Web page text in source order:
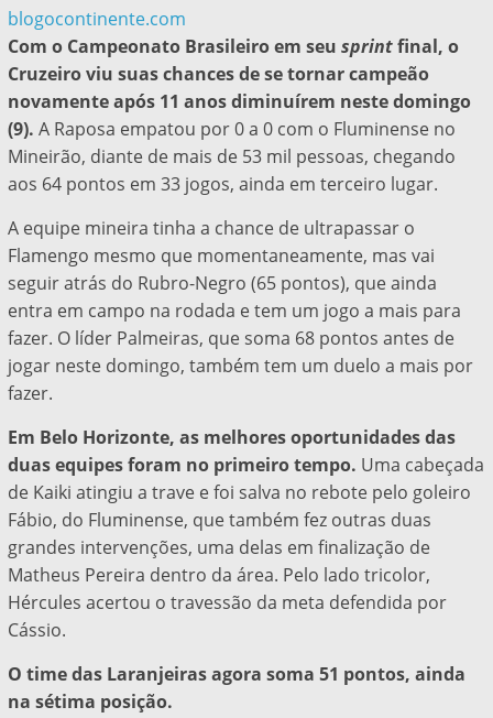
blogocontinente.com
Com o Campeonato Brasileiro em seu sprintfinal, o
Cruzeiro viu suas chances de se tornar campeão
novamente após 11 anos diminuírem neste domingo
(9). A Raposa empatou por 0 a 0 com o Fluminense no
Mineirão, diante de mais de 53 mil pessoas, chegando
aos 64 pontos em 33 jogos, ainda em terceiro lugar.
A equipe mineira tinha a chance de ultrapassar o
Flamengo mesmo que momentaneamente, mas vai
seguir atrás do Rubro-Negro (65 pontos), que ainda
entra em campo na rodada e tem um jogo a mais para
fazer. O líder Palmeiras, que soma 68 pontos antes de
jogar neste domingo, também tem um duelo a mais por
fazer.
Em Belo Horizonte, as melhores oportunidades das
duas equipes foram no primeiro tempo. Uma cabeçada
de Kaiki atingiu a trave e foi salva no rebote pelo goleiro
Fábio, do Fluminense, que também fez outras duas
grandes intervenções, uma delas em finalização de
Matheus Pereira dentro da área. Pelo lado tricolor,
Hércules acertou o travessão da meta defendida por
Cássio.
O time das Laranjeiras agora soma 51 pontos, ainda
na sétima posição.